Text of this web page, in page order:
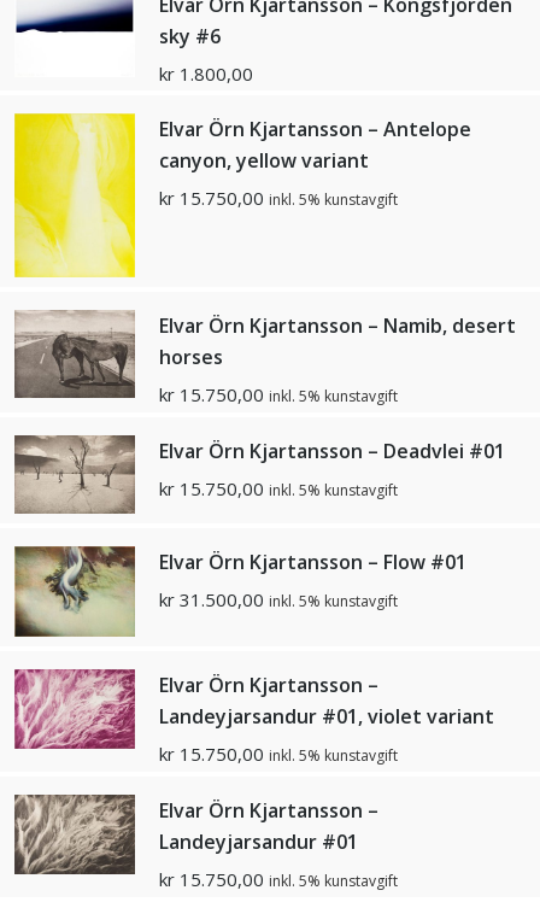
Elvar Örn Kjartansson – Kongsfjorden
sky #6
kr 1.800,00
Elvar Örn Kjartansson – Antelope
canyon, yellow variant
kr 15.750,00 inkl. 5% kunstavgift
Elvar Örn Kjartansson – Namib, desert
horses
kr 15.750,00 inkl. 5% kunstavgift
Elvar Örn Kjartansson – Deadvlei #01
kr 15.750,00 inkl. 5% kunstavgift
Elvar Örn Kjartansson – Flow #01
kr 31.500,00 inkl. 5% kunstavgift
Elvar Örn Kjartansson –
Landeyjarsandur #01, violet variant
kr 15.750,00 inkl. 5% kunstavgift
Elvar Örn Kjartansson –
Landeyjarsandur #01
kr 15.750,00 inkl. 5% kunstavgift